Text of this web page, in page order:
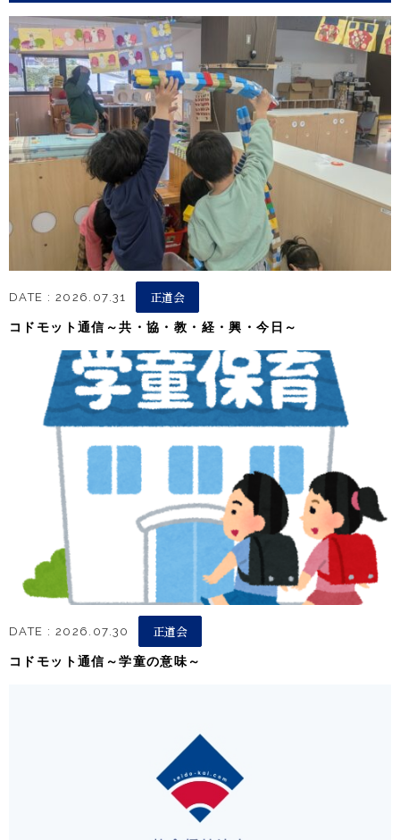
DATE : 2026.07.31 正道会
コドモット通信～共・協・教・経・興・今日～
DATE : 2026.07.30 正道会
コドモット通信～学童の意味～